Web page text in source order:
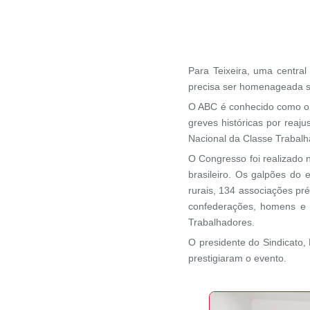
Para Teixeira, uma
precisa ser homenageada
O ABC é conhecido como
greves históricas por
Nacional da Classe
O Congresso foi realizado
brasileiro. Os galpões do
rurais, 134 associações
confederações, homens
Trabalhadores.
O presidente do
prestigiaram o evento.